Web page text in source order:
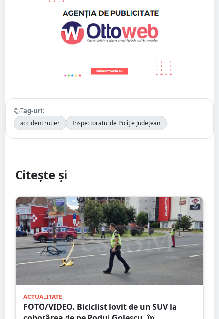
Tag-uri:
accident rutier Inspectoratul de Poliție Județean
Citește și
ACTUALITATE
FOTO/VIDEO. Biciclist lovit de un SUV la